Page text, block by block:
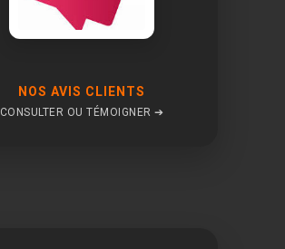
NOS AVIS CLIENTS
CONSULTER OU TÉMOIGNER ➔